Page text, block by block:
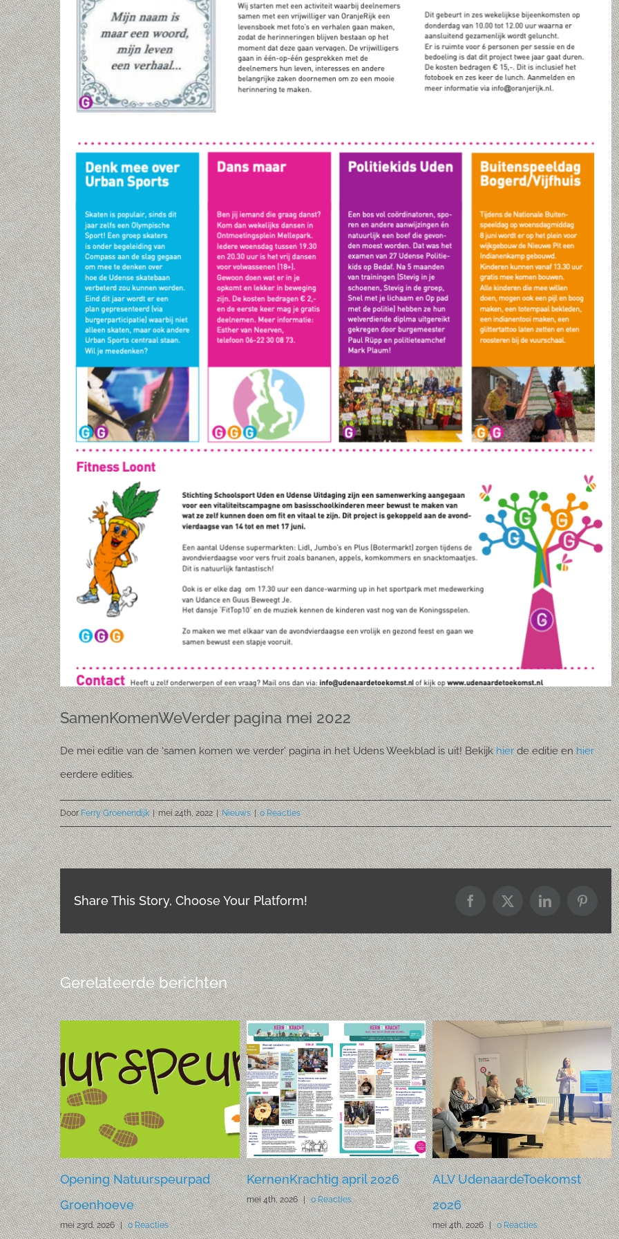
SamenKomenWeVerder pagina mei 2022
De mei editie van de ‘samen komen we verder’ pagina in het Udens Weekblad is uit! Bekijkhierde editie enhier
eerdere edities.
DoorFerry Groenendijk | mei 24th, 2022 | Nieuws | 0 Reacties
Share This Story, Choose Your Platform! Facebook
X LinkedIn
Gerelateerde berichten
Opening Natuurspeurpad
Groenhoeve
mei 23rd, 2026 | 0 Reacties
KernenKrachtig april 2026
mei 4th, 2026 | 0 Reacties
ALV UdenaardeToekomst
2026
mei 4th, 2026 | 0 Reacties